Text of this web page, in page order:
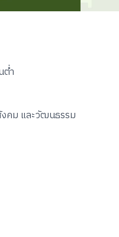
ต่ำ
คม และวัฒนธรรม